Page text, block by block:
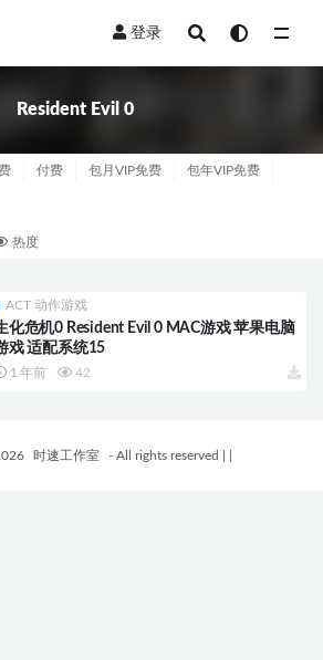
登录
Resident Evil 0
付费 包月VIP免费 包年VIP免费
热度
ACT 动作游戏
化危机0 Resident Evil 0 MAC游戏 苹果电脑
戏 适配系统15
1 年前 42
时速工作室 - All rights reserved